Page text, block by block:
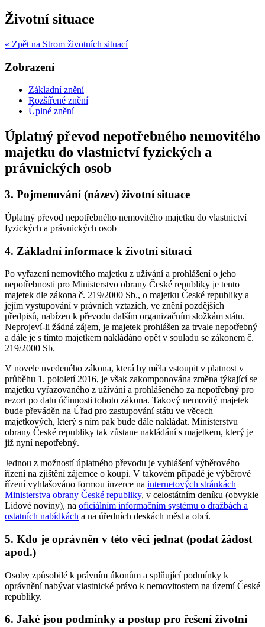
Životní situace
« Zpět na Strom životních situací
Zobrazení
Základní znění
Rozšířené znění
Úplné znění
Úplatný převod nepotřebného nemovitého
majetku do vlastnictví fyzických a
právnických osob
3. Pojmenování (název) životní situace
Úplatný převod nepotřebného nemovitého majetku do vlastnictví
fyzických a právnických osob
4. Základní informace k životní situaci
Po vyřazení nemovitého majetku z užívání a prohlášení o jeho
nepotřebnosti pro Ministerstvo obrany České republiky je tento
majetek dle zákona č. 219/2000 Sb., o majetku České republiky a
jejím vystupování v právních vztazích, ve znění pozdějších
předpisů, nabízen k převodu dalším organizačním složkám státu.
Neprojeví-li žádná zájem, je majetek prohlášen za trvale nepotřebný
a dále je s tímto majetkem nakládáno opět v souladu se zákonem č.
219/2000 Sb.
V novele uvedeného zákona, která by měla vstoupit v platnost v
průběhu 1. pololetí 2016, je však zakomponována změna týkající se
majetku vyřazovaného z užívání a prohlášeného za nepotřebný pro
rezort po datu účinnosti tohoto zákona. Takový nemovitý majetek
bude převáděn na Úřad pro zastupování státu ve věcech
majetkových, který s ním pak bude dále nakládat. Ministerstvu
obrany České republiky tak zůstane nakládání s majetkem, který je
již nyní nepotřebný.
Jednou z možností úplatného převodu je vyhlášení výběrového
řízení na zjištění zájemce o koupi. V takovém případě je výběrové
řízení vyhlašováno formou inzerce na internetových stránkách
Ministerstva obrany České republiky, v celostátním deníku (obvykle
Lidové noviny), na oficiálním informačním systému o dražbách a
ostatních nabídkách a na úředních deskách měst a obcí.
5. Kdo je oprávněn v této věci jednat (podat žádost
apod.)
Osoby způsobilé k právním úkonům a splňující podmínky k
oprávnění nabývat vlastnické právo k nemovitostem na území České
republiky.
6. Jaké jsou podmínky a postup pro řešení životní